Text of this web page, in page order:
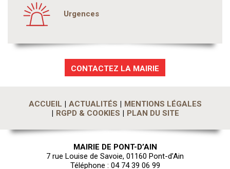
Urgences
CONTACTEZ LA MAIRIE
ACCUEIL ACTUALITÉS
MENTIONS LÉGALES
RGPD & COOKIES
PLAN DU SITE
MAIRIE DE PONT-D’AIN
7 rue Louise de Savoie, 01160 Pont-d’Ain
Téléphone : 04 74 39 06 99